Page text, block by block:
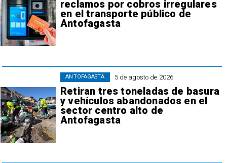
reclamos por cobros irregulares
en el transporte público de
Antofagasta
5 de agosto de 2026
Retiran tres toneladas de basura
y vehículos abandonados en el
sector centro alto de
Antofagasta
ANTOFAGASTA